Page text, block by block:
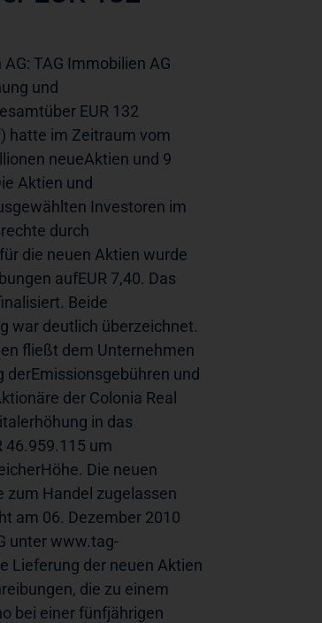
TAG Immobilien AG
und
EUR 132
hatte im Zeitraum vom
neueAktien und 9
Aktien und
Investoren im
durch
die neuen Aktien wurde
aufEUR 7,40. Das
Beide
war deutlich überzeichnet.
fließt dem Unternehmen
derEmissionsgebühren und
der Colonia Real
in das
46.959.115 um
Die neuen
zum Handel zugelassen
am 06. Dezember 2010
unter www.tag-
Lieferung der neuen Aktien
die zu einem
bei einer fünfjährigen